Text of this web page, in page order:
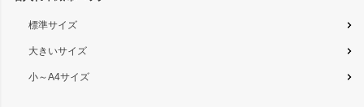
標準サイズ
大きいサイズ
小～A4サイズ